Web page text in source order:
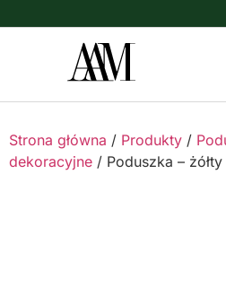
Strona główna / Produkty /
dekoracyjne / Poduszka – żółty